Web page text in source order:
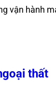
vận hành
thất